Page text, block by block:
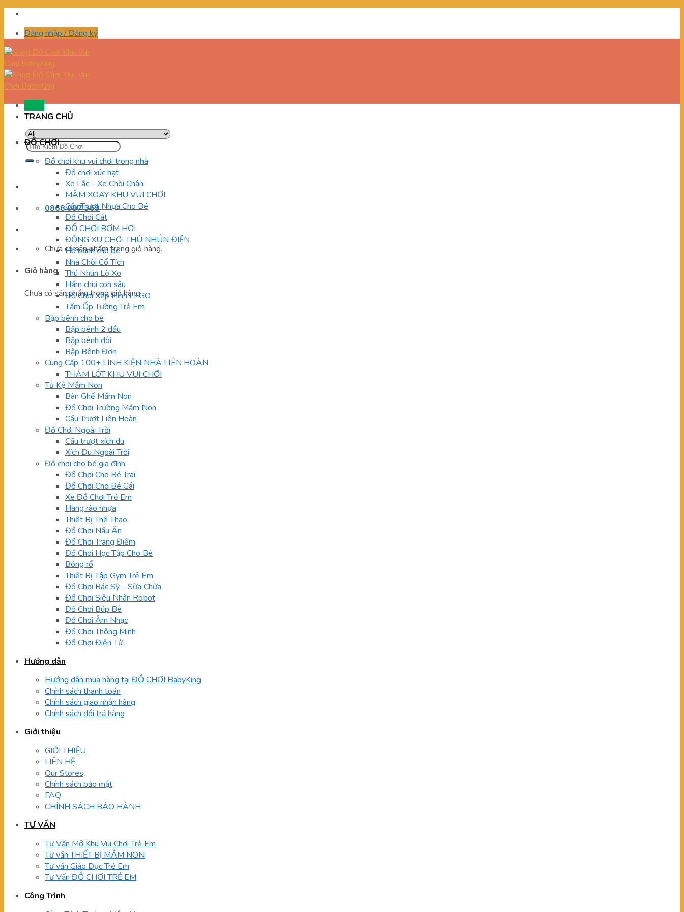
Skip
contentĐăng nhập / Đăng ký
Tìm
kiếm:
0868 997 369
Chưa có sản phẩm trong giỏ hàng.
Giỏ hàng
Chưa có sản phẩm trong giỏ hàng.
TRANG CHỦ
ĐỒ CHƠI
Đồ chơi khu vui chơi trong nhà
Đồ chơi xúc hạt
Xe Lắc – Xe Chòi Chân
MÂM XOAY KHU VUI CHƠI
Cầu Trượt Nhựa Cho Bé
Đồ Chơi Cát
ĐỒ CHƠI BƠM HƠI
ĐỒNG XU CHƠI THÚ NHÚN ĐIỆN
Hồ banh cho bé
Nhà Chòi Cổ Tích
Thú Nhún Lò Xo
Hầm chui con sâu
Đồ Chơi Xếp Hình LEGO
Tấm Ốp Tường Trẻ Em
Bập bênh cho bé
Bập bênh 2 đầu
Bập bênh đôi
Bập Bênh Đơn
Cung Cấp 100+ LINH KIỆN NHÀ LIÊN HOÀN
THẢM LÓT KHU VUI CHƠI
Tủ Kệ Mầm Non
Bàn Ghế Mầm Non
Đồ Chơi Trường Mầm Non
Cầu Trượt Liên Hoàn
Đồ Chơi Ngoài Trời
Cầu trượt xích đu
Xích Đu Ngoài Trời
Đồ chơi cho bé gia đình
Đồ Chơi Cho Bé Trai
Đồ Chơi Cho Bé Gái
Xe Đồ Chơi Trẻ Em
Hàng rào nhựa
Thiết Bị Thể Thao
Đồ Chơi Nấu Ăn
Đồ Chơi Trang Điểm
Đồ Chơi Học Tập Cho Bé
Bóng rổ
Thiết Bị Tập Gym Trẻ Em
Đồ Chơi Bác Sỹ – Sữa Chữa
Đồ Chơi Siêu Nhân Robot
Đồ Chơi Búp Bê
Đồ Chơi Âm Nhạc
Đồ Chơi Thông Minh
Đồ Chơi Điện Tử
Hướng dẫn
Hướng dẫn mua hàng tại ĐỒ CHƠI BabyKing
Chính sách thanh toán
Chính sách giao nhận hàng
Chính sách đổi trả hàng
Giới thiệu
GIỚI THIỆU
LIÊN HỆ
Our Stores
Chính sách bảo mật
FAQ
CHÍNH SÁCH BẢO HÀNH
TƯ VẤN
Tư Vấn Mở Khu Vui Chơi Trẻ Em
Tư vấn THIẾT BỊ MẦM NON
Tư vấn Giáo Dục Trẻ Em
Tư Vấn ĐỒ CHƠI TRẺ EM
Công Trình